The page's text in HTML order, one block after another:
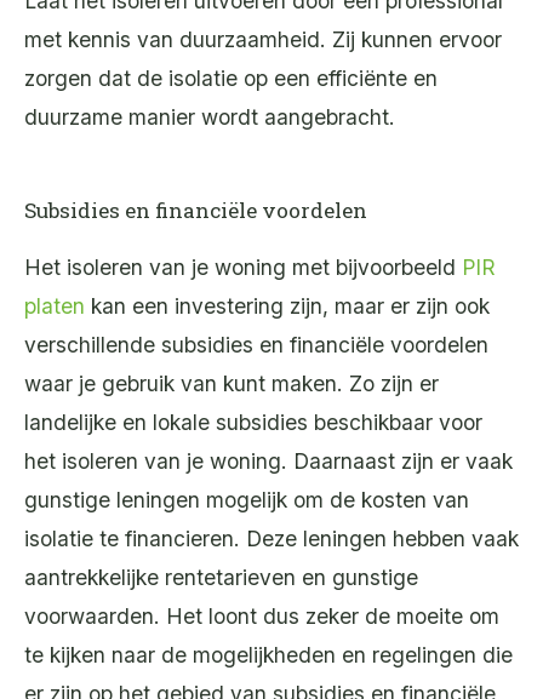
met kennis van duurzaamheid. Zij kunnen ervoor
zorgen dat de isolatie op een efficiënte en
duurzame manier wordt aangebracht.
Subsidies en financiële voordelen
Het isoleren van je woning met bijvoorbeeld PIR
platen kan een investering zijn, maar er zijn ook
verschillende subsidies en financiële voordelen
waar je gebruik van kunt maken. Zo zijn er
landelijke en lokale subsidies beschikbaar voor
het isoleren van je woning. Daarnaast zijn er vaak
gunstige leningen mogelijk om de kosten van
isolatie te financieren. Deze leningen hebben vaak
aantrekkelijke rentetarieven en gunstige
voorwaarden. Het loont dus zeker de moeite om
te kijken naar de mogelijkheden en regelingen die
er zijn op het gebied van subsidies en financiële